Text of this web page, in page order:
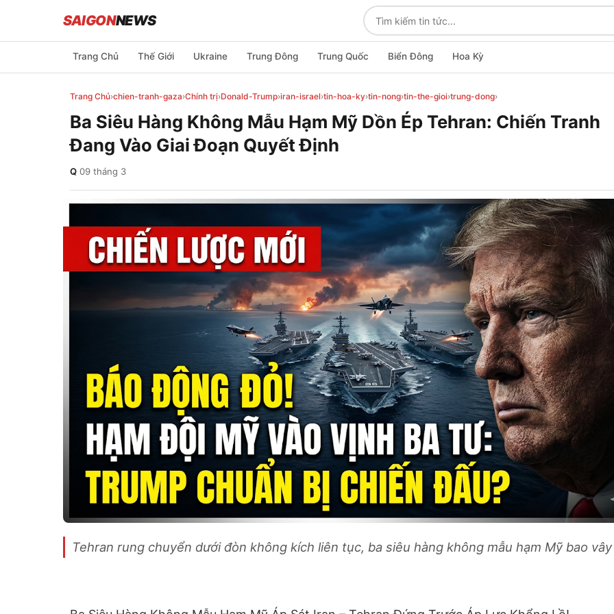
SAIGONNEWS
Trang Chủ Thế Giới Ukraine Trung Đông Trung Quốc Biển Đông Hoa Kỳ
Trang Chủ›chien-tranh-gaza›Chính trị›Donald-Trump›iran-israel›tin-hoa-ky›tin-nong›tin-the-gioi›trung-dong›
Ba Siêu Hàng Không Mẫu Hạm Mỹ Dồn Ép Tehran: Chiến Tranh
Đang Vào Giai Đoạn Quyết Định
Q·09 tháng 3
Tehran rung chuyển dưới đòn không kích liên tục, ba siêu hàng không mẫu hạm Mỹ bao vây